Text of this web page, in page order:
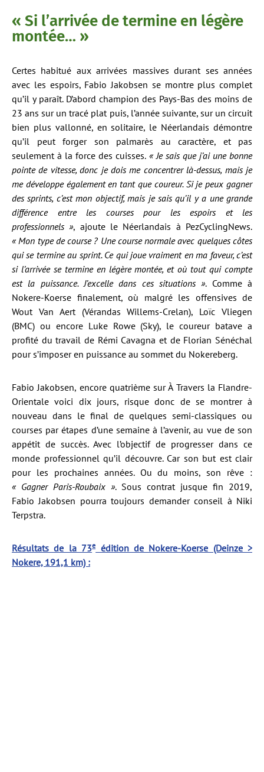
« Si l’arrivée de termine en légère
montée… »
Certes habitué aux arrivées massives durant ses années
avec les espoirs, Fabio Jakobsen se montre plus complet
qu’il y paraît. D’abord champion des Pays-Bas des moins de
23 ans sur un tracé plat puis, l’année suivante, sur un circuit
bien plus vallonné, en solitaire, le Néerlandais démontre
qu’il peut forger son palmarès au caractère, et pas
seulement à la force des cuisses. « Je sais que j’ai une bonne
pointe de vitesse, donc je dois me concentrer là-dessus, mais je
me développe également en tant que coureur. Si je peux gagner
des sprints, c’est mon objectif, mais je sais qu’il y a une grande
différence entre les courses pour les espoirs et les
professionnels », ajoute le Néerlandais à PezCyclingNews.
« Mon type de course ? Une course normale avec quelques côtes
qui se termine au sprint. Ce qui joue vraiment en ma faveur, c’est
si l’arrivée se termine en légère montée, et où tout qui compte
est la puissance. J’excelle dans ces situations ». Comme à
Nokere-Koerse finalement, où malgré les offensives de
Wout Van Aert (Vérandas Willems-Crelan), Loïc Vliegen
(BMC) ou encore Luke Rowe (Sky), le coureur batave a
profité du travail de Rémi Cavagna et de Florian Sénéchal
pour s’imposer en puissance au sommet du Nokereberg.
Fabio Jakobsen, encore quatrième sur À Travers la Flandre-
Orientale voici dix jours, risque donc de se montrer à
nouveau dans le final de quelques semi-classiques ou
courses par étapes d’une semaine à l’avenir, au vue de son
appétit de succès. Avec l’objectif de progresser dans ce
monde professionnel qu’il découvre. Car son but est clair
pour les prochaines années. Ou du moins, son rêve :
« Gagner Paris-Roubaix ». Sous contrat jusque fin 2019,
Fabio Jakobsen pourra toujours demander conseil à Niki
Terpstra.
Résultats de la 73eédition de Nokere-Koerse (Deinze >
Nokere, 191,1 km) :